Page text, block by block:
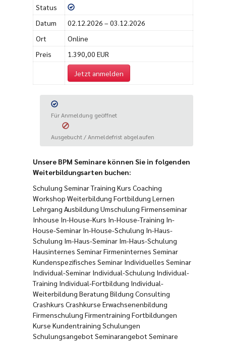
Status
Datum
02.12.2026 – 03.12.2026
Ort
Online
Preis
1.390,00 EUR
Jetzt anmelden
Für Anmeldung geöffnet
Ausgebucht / Anmeldefrist abgelaufen
Unsere BPM Seminare können Sie in folgenden
Weiterbildungsarten buchen:
Schulung Seminar Training Kurs Coaching
Workshop Weiterbildung Fortbildung Lernen
Lehrgang Ausbildung Umschulung Firmenseminar
Inhouse In-House-Kurs In-House-Training In-
House-Seminar In-House-Schulung In-Haus-
Schulung Im-Haus-Seminar Im-Haus-Schulung
Hausinternes Seminar Firmeninternes Seminar
Kundenspezifisches Seminar Individuelles Seminar
Individual-Seminar Individual-Schulung Individual-
Training Individual-Fortbildung Individual-
Weiterbildung Beratung Bildung Consulting
Crashkurs Crashkurse Erwachsenenbildung
Firmenschulung Firmentraining Fortbildungen
Kurse Kundentraining Schulungen
Schulungsangebot Seminarangebot Seminare